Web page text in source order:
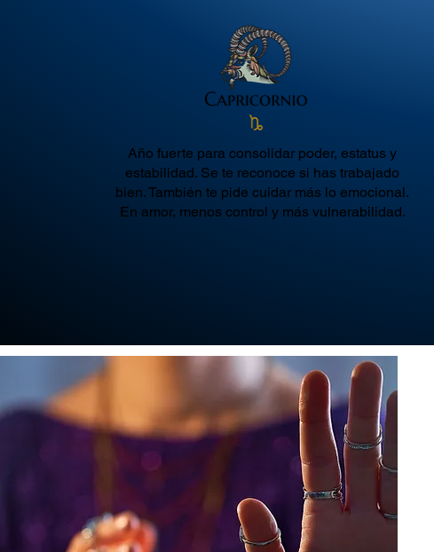
Año fuerte para consolidar poder, estatus y
estabilidad. Se te reconoce si has trabajado
bien. También te pide cuidar más lo emocional.
En amor, menos control y más vulnerabilidad.